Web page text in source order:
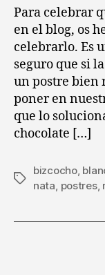
entrada
Para celebrar
en el blog, os
celebrarlo. Es
seguro que si
un postre bien
poner en
que lo
chocolate […]
Etiquetas
bizcocho,
nata postres,